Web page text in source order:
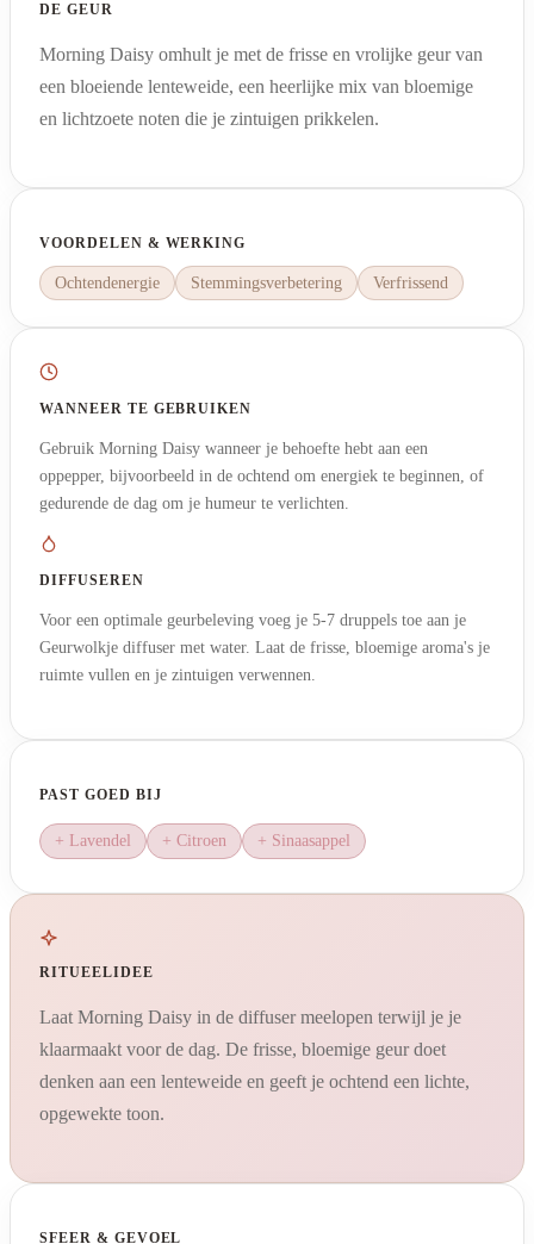
DE GEUR
Morning Daisy omhult je met de frisse en vrolijke geur van
een bloeiende lenteweide, een heerlijke mix van bloemige
en lichtzoete noten die je zintuigen prikkelen.
VOORDELEN & WERKING
Ochtendenergie Stemmingsverbetering Verfrissend
WANNEER TE GEBRUIKEN
Gebruik Morning Daisy wanneer je behoefte hebt aan een
oppepper, bijvoorbeeld in de ochtend om energiek te beginnen, of
gedurende de dag om je humeur te verlichten.
DIFFUSEREN
Voor een optimale geurbeleving voeg je 5-7 druppels toe aan je
Geurwolkje diffuser met water. Laat de frisse, bloemige aroma's je
ruimte vullen en je zintuigen verwennen.
PAST GOED BIJ
+ Lavendel + Citroen + Sinaasappel
RITUEELIDEE
Laat Morning Daisy in de diffuser meelopen terwijl je je
klaarmaakt voor de dag. De frisse, bloemige geur doet
denken aan een lenteweide en geeft je ochtend een lichte,
opgewekte toon.
SFEER & GEVOEL